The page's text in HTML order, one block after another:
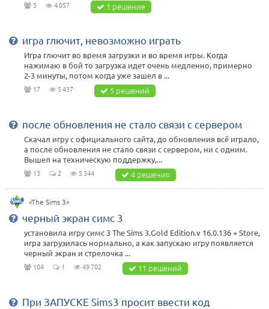
5 4 057 1 решение
игра глючит, невозможно играть
Игра глючит во время загрузки и во время игры. Когда
нажимаю в бой то загрузка идет очень медленно, примерно
2-3 минуты, потом когда уже зашел в ...
17 5 437 5 решений
после обновления не стало связи с сервером
Скачал игру с официального сайта, до обновления всё играло,
а после обновления не стало связи с сервером, ни с одним.
Вышел на техническую поддержку,...
13 2 5 344 4 решения
«The Sims 3»
черный экран симс 3
установила игру симс 3 The Sims 3.Gold Edition.v 16.0.136 + Store,
игра загрузилась нормально, а как запускаю игру появляется
черный экран и стрелочка ...
104 1 49 702 11 решений
При ЗАПУСКЕ Sims3 просит ввести код